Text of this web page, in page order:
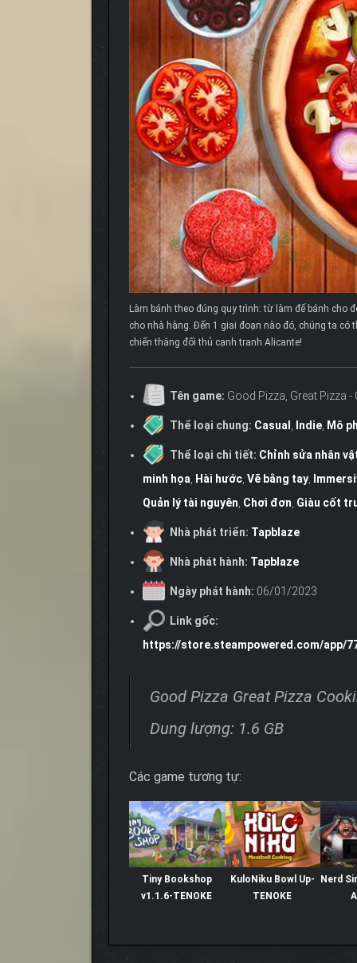
Làm bánh theo đúng quy trình: từ làm đế bánh cho
cho nhà hàng. Đến 1 giai đoạn nào đó, chúng ta có
chiến thắng đối thủ cạnh tranh Alicante!
Tên game: Good Pizza, Great Pizza
Thể loại chung: Casual Indie Mô
Thể loại chi tiết: Chỉnh sửa nhân
minh họa
Hài hước Vẽ bằng tay
Quản lý tài nguyên Chơi đơn Giàu cốt
Nhà phát triển: Tapblaze
Nhà phát hành: Tapblaze
Ngày phát hành: 06/01/2023
Link gốc:
https://store.steampowered.com/app/
Good Pizza Great Pizza
Dung lượng: 1.6 GB
Các game tương tự:
Tiny Bookshop
v1.1.6-TENOKE
KuloNiku Bowl Up-
TENOKE
Nerd